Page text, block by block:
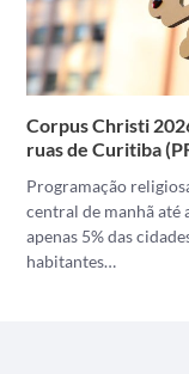
Corpus Christi
ruas de Curitiba
Programação
central de manhã
apenas 5% das
habitantes…